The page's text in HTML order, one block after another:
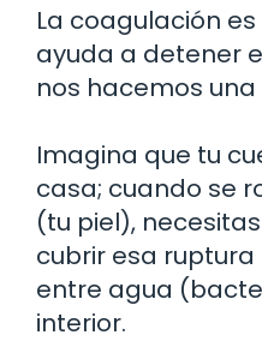
La coagulación
ayuda a detener
nos hacemos una
Imagina que tu
casa; cuando se
(tu piel),
cubrir esa
entre agua
interior.